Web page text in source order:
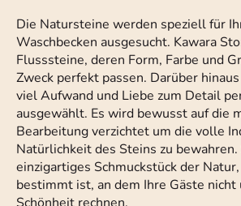
Die Natursteine werden speziell für
Waschbecken ausgesucht. Kawara
Flusssteine, deren Form, Farbe und
Zweck perfekt passen. Darüber
viel Aufwand und Liebe zum Detail
ausgewählt. Es wird bewusst auf die
Bearbeitung verzichtet um die volle
Natürlichkeit des Steins zu
einzigartiges Schmuckstück der
bestimmt ist, an dem Ihre Gäste
Schönheit rechnen.